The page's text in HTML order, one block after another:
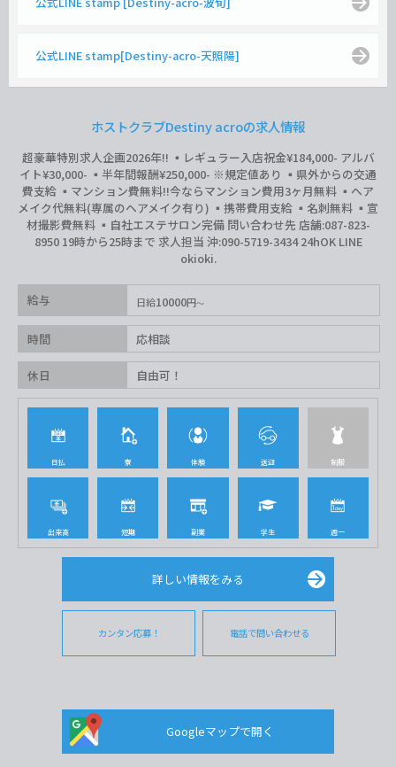
公式LINE stamp[Destiny-acro-天照陽]
ホストクラブDestiny acroの求人情報
超豪華特別求人企画2026年‼︎ ▪️レギュラー入店祝金¥184,000- アルバ
イト¥30,000- ▪️半年間報酬¥250,000- ※規定値あり ▪️県外からの交通
費支給 ▪️マンション費無料‼︎今ならマンション費用3ヶ月無料 ▪️ヘア
メイク代無料(専属のヘアメイク有り) ▪️携帯費用支給 ▪️名刺無料 ▪️宣
材撮影費無料 ▪️自社エステサロン完備 問い合わせ先 店舗:087-823-
8950 19時から25時まで 求人担当 沖:090-5719-3434 24hOK LINE
okioki.
給与 日給10000円
時間 応相談
休日 自由可！
日払 寮 体験 送迎 制服
出来高 短期 副業 学生 週一
詳しい情報をみる
カンタン応募！ 電話で問い合わせる
Googleマップで開く